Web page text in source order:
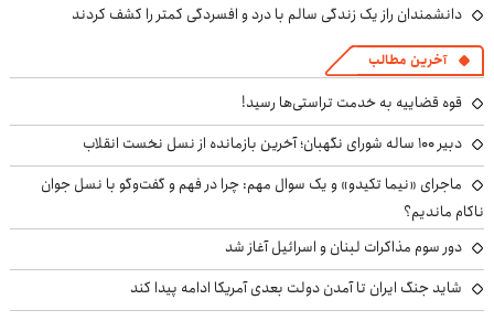
دانشمندان راز یک زندگی سالم با درد و افسردگی کمتر را کشف کردند
آخرین مطالب
قوه قضاییه به خدمت تراستی‌ها رسید!
دبیر ۱۰۰ ساله شورای نگهبان؛ آخرین بازمانده از نسل نخست انقلاب
ماجرای «نیما تکیدو» و یک سوال مهم: چرا در فهم و گفت‌وگو با نسل جوان
ناکام ماندیم؟
دور سوم مذاکرات لبنان و اسرائیل آغاز شد
شاید جنگ ایران تا آمدن دولت بعدی آمریکا ادامه پیدا کند